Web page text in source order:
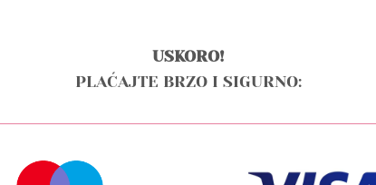
USKORO!
PLAĆAJTE BRZO I SIGURNO: